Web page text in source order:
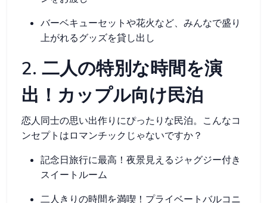
バーベキューセットや花火など、みんなで盛り
上がれるグッズを貸し出し
2. 二人の特別な時間を演
出！カップル向け民泊
恋人同士の思い出作りにぴったりな民泊。こんなコ
ンセプトはロマンチックじゃないですか？
記念日旅行に最高！夜景見えるジャグジー付き
スイートルーム
二人きりの時間を満喫！プライベートバルコニ